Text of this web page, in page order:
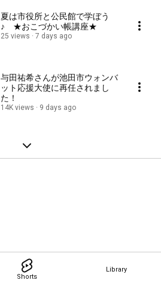
Shorts
Library
夏は市役所と公民館で学ぼう
♪ ★おこづかい帳講座★
25 views 7 days ago
与田祐希さんが池田市ウォンバ
ット応援大使に再任されまし
た！
14K views 9 days ago